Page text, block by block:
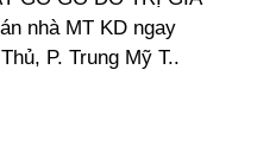
nhà MT KD ngay
P. Trung Mỹ T..